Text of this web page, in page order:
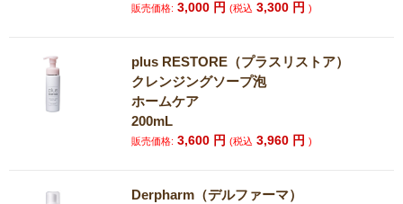
販売価格: 3,000 円(税込 3,300 円)
plus RESTORE（プラスリストア）
クレンジングソープ泡
ホームケア
200mL
販売価格: 3,600 円(税込 3,960 円)
Derpharm（デルファーマ）